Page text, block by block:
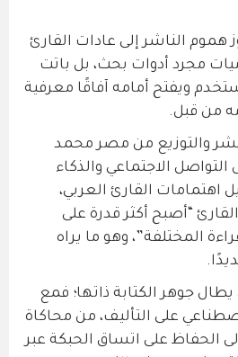
هموم الناشر إلى عادات القارئ
مجرد أدوات بحث، بل باتت
ويفتح أمامه آفاقًا معرفية
من قبل.
والتوزيع من مصر محمد
الاجتماعي والذكاء
اهتمامات القارئ العربي،
“أصبح أكثر قدرة على
المختلفة”، وهو ما يراه
جوهر الكتابة ذاتها؛ فمع
على التأليف، من محاكاة
الحفاظ على اتساق الحبكة عبر